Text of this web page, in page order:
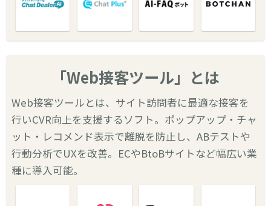
「Web接客ツール」とは
Web接客ツールとは、サイト訪問者に最適な接客を
行いCVR向上を支援するソフト。ポップアップ・チャ
ット・レコメンド表示で離脱を防止し、ABテストや
行動分析でUXを改善。ECやBtoBサイトなど幅広い業
種に導入可能。